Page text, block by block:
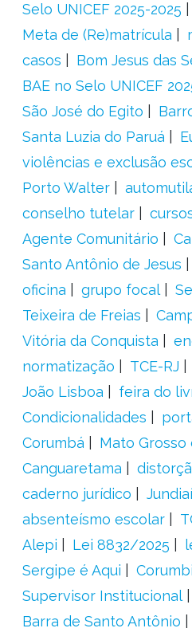
Selo UNICEF 2025-2025
Meta de (Re)matrícula
casos
Bom Jesus das
BAE no Selo UNICEF
São José do Egito
Santa Luzia do Paruá
violências e exclusão
Porto Walter
conselho tutelar
Agente Comunitário
Santo Antônio de Jesus
oficina
grupo focal
Teixeira de Freias
Vitória da Conquista
normatização
TCE-RJ
João Lisboa
feira do
Condicionalidades
Corumbá
Mato Grosso
Canguaretama
caderno jurídico
Jundiaí
absenteísmo escolar
Alepi
Lei 8832/2025
Sergipe é Aqui
Supervisor Institucional
Barra de Santo Antônio